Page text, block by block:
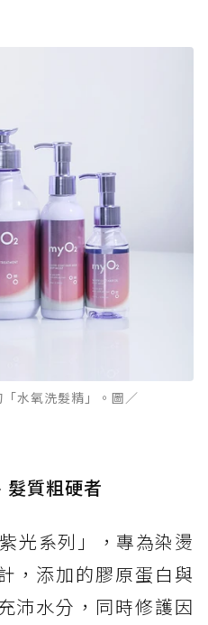
水氧洗髮精」。圖／
髮質粗硬者
光系列」，專為染燙
，添加的膠原蛋白與
沛水分，同時修護因